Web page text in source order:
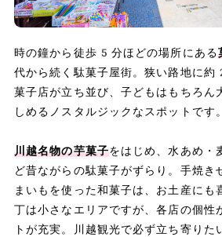
時の鐘から徒歩5分ほどの場所にある
代から続く駄菓子屋街。狭い路地に
菓子店が立ち並び、子どもはもちろん
しめるノスタルジックなスポットで
川越名物の芋菓子をはじめ、水あめ・
ど昔ながらの駄菓子がずらり。手焼き
まいもを使った和菓子は、お土産にも
丁は小さなエリアですが、各店の個性
トが充実。川越観光で必ず立ち寄りた